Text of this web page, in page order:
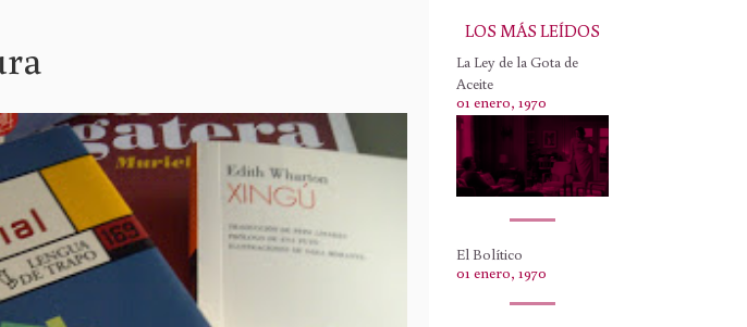
LOS MÁS LEÍDOS
La Ley de la Gota de
Aceite
01 enero, 1970
El Bolítico
01 enero, 1970